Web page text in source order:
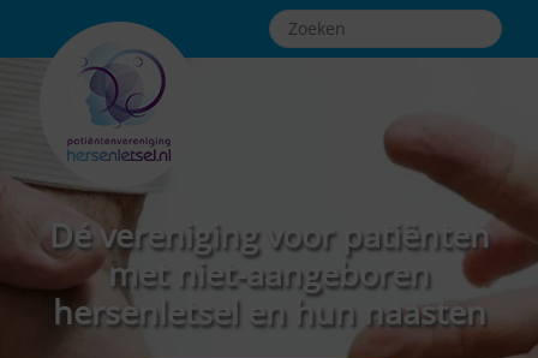
Dé vereniging voor patiënten
met niet-aangeboren
hersenletsel en hun naasten